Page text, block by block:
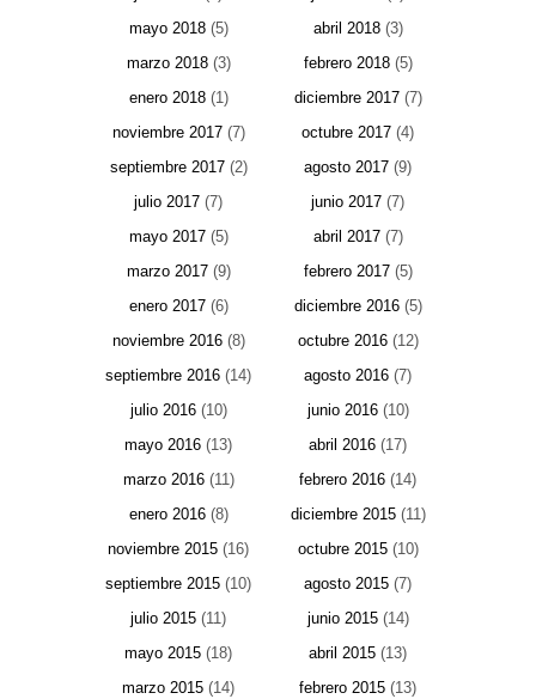
mayo 2018(5) abril 2018(3)
marzo 2018(3) febrero 2018(5)
enero 2018(1) diciembre 2017(7)
noviembre 2017(7) octubre 2017 (4)
septiembre 2017(2) agosto 2017 (9)
julio 2017 (7) junio 2017 (7)
mayo 2017(5) abril 2017(7)
marzo 2017(9) febrero 2017(5)
enero 2017(6) diciembre 2016(5)
noviembre 2016(8) octubre 2016(12)
septiembre 2016 (14) agosto 2016 (7)
julio 2016(10) junio 2016(10)
mayo 2016 (13) abril 2016 (17)
marzo 2016(11) febrero 2016 (14)
enero 2016(8) diciembre 2015(11)
noviembre 2015 (16) octubre 2015(10)
septiembre 2015 (10) agosto 2015 (7)
julio 2015 (11) junio 2015(14)
mayo 2015 (18) abril 2015 (13)
marzo 2015 (14) febrero 2015 (13)